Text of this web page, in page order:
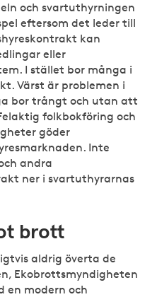
och svartuthyrningen
eftersom det leder till
kan
eller
I stället bor många i
Värst är problemen i
bor trångt och utan att
folkbokföring och
göder
Inte
andra
ner i svartuthyrarnas
brott
aldrig överta de
Ekobrottsmyndigheten
en modern och